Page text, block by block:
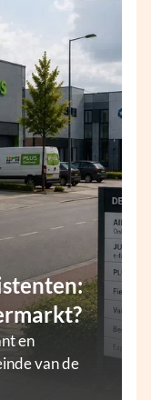
en
van de